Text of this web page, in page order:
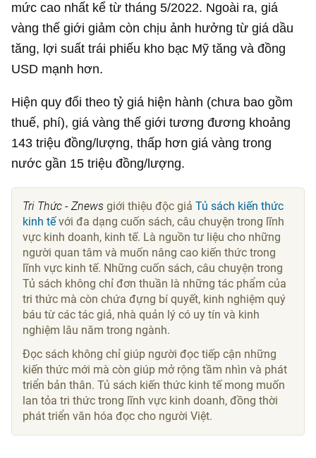
mức cao nhất kể từ tháng 5/2022. Ngoài ra, giá
vàng thế giới giảm còn chịu ảnh hưởng từ giá dầu
tăng, lợi suất trái phiếu kho bạc Mỹ tăng và đồng
USD mạnh hơn.
Hiện quy đổi theo tỷ giá hiện hành (chưa bao gồm
thuế, phí), giá vàng thế giới tương đương khoảng
143 triệu đồng/lượng, thấp hơn giá vàng trong
nước gần 15 triệu đồng/lượng.
Tri Thức - Znews giới thiệu độc giảTủ sách kiến thức
kinh tếvới đa dạng cuốn sách, câu chuyện trong lĩnh
vực kinh doanh, kinh tế. Là nguồn tư liệu cho những
người quan tâm và muốn nâng cao kiến thức trong
lĩnh vực kinh tế. Những cuốn sách, câu chuyện trong
Tủ sách không chỉ đơn thuần là những tác phẩm của
tri thức mà còn chứa đựng bí quyết, kinh nghiệm quý
báu từ các tác giả, nhà quản lý có uy tín và kinh
nghiệm lâu năm trong ngành.
Đọc sách không chỉ giúp người đọc tiếp cận những
kiến thức mới mà còn giúp mở rộng tầm nhìn và phát
triển bản thân. Tủ sách kiến thức kinh tế mong muốn
lan tỏa tri thức trong lĩnh vực kinh doanh, đồng thời
phát triển văn hóa đọc cho người Việt.